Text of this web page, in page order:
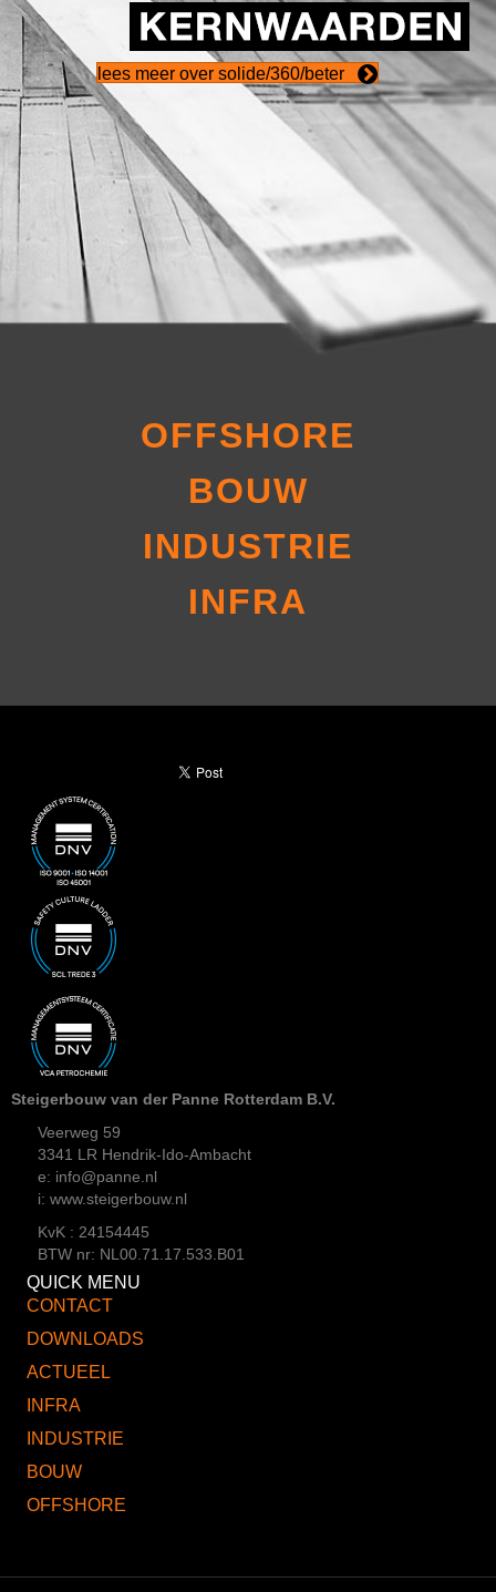
lees meer over solide/360/beter
OFFSHORE
BOUW
INDUSTRIE
INFRA
Steigerbouw van der Panne Rotterdam B.V.
Veerweg 59
3341 LR Hendrik-Ido-Ambacht
e: info@panne.nl
i: www.steigerbouw.nl
KvK : 24154445
BTW nr: NL00.71.17.533.B01
QUICK MENU
CONTACT
DOWNLOADS
ACTUEEL
INFRA
INDUSTRIE
BOUW
OFFSHORE